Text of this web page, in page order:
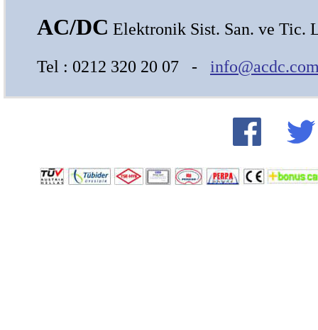
AC/DC Elektronik Sist. San. ve Tic.
Tel : 0212 320 20 07 -